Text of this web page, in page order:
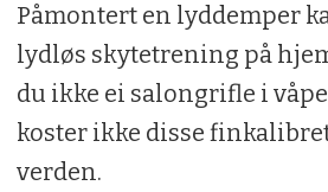
Påmontert en lyddemper
lydløs skytetrening på
du ikke ei salongrifle i
koster ikke disse
verden.